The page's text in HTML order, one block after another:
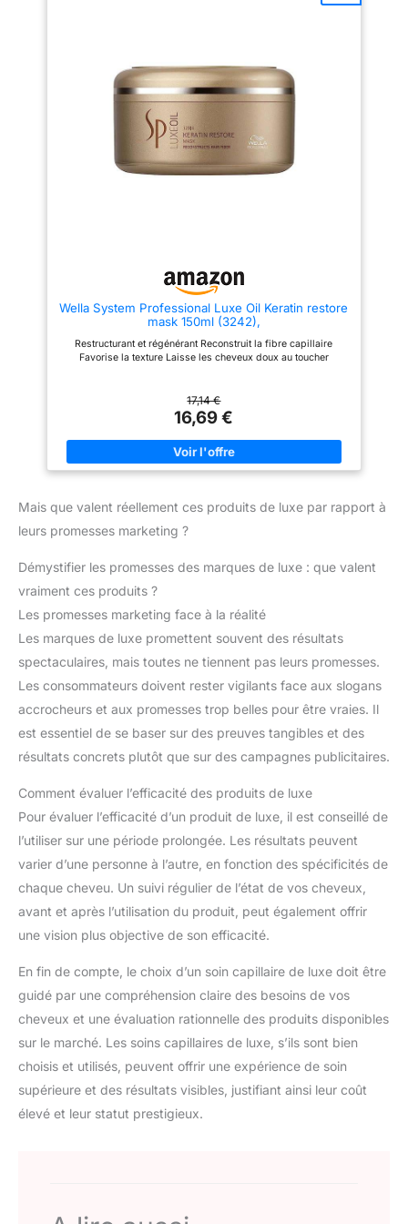
forts, en meilleure santé et
moins sujets à la chute.
texture et la brillance des
Wella System Professional Luxe Oil Keratin restore
mask 150ml (3242),
Restructurant et régénérant Reconstruit la fibre capillaire
Favorise la texture Laisse les cheveux doux au toucher
17,14 €
16,69 €
Mais que valent réellement ces produits de luxe par rapport à
leurs promesses marketing ?
Démystifier les promesses des marques de luxe : que valent
vraiment ces produits ?
Les promesses marketing face à la réalité
Les marques de luxe promettent souvent des résultats
spectaculaires, mais toutes ne tiennent pas leurs promesses.
Les consommateurs doivent rester vigilants face aux slogans
accrocheurs et aux promesses trop belles pour être vraies. Il
est essentiel de se baser sur des preuves tangibles et des
résultats concrets plutôt que sur des campagnes publicitaires.
Comment évaluer l’efficacité des produits de luxe
Pour évaluer l’efficacité d’un produit de luxe, il est conseillé de
l’utiliser sur une période prolongée. Les résultats peuvent
varier d’une personne à l’autre, en fonction des spécificités de
chaque cheveu. Un suivi régulier de l’état de vos cheveux,
avant et après l’utilisation du produit, peut également offrir
une vision plus objective de son efficacité.
En fin de compte, le choix d’un soin capillaire de luxe doit être
guidé par une compréhension claire des besoins de vos
cheveux et une évaluation rationnelle des produits disponibles
sur le marché. Les soins capillaires de luxe, s’ils sont bien
choisis et utilisés, peuvent offrir une expérience de soin
supérieure et des résultats visibles, justifiant ainsi leur coût
élevé et leur statut prestigieux.